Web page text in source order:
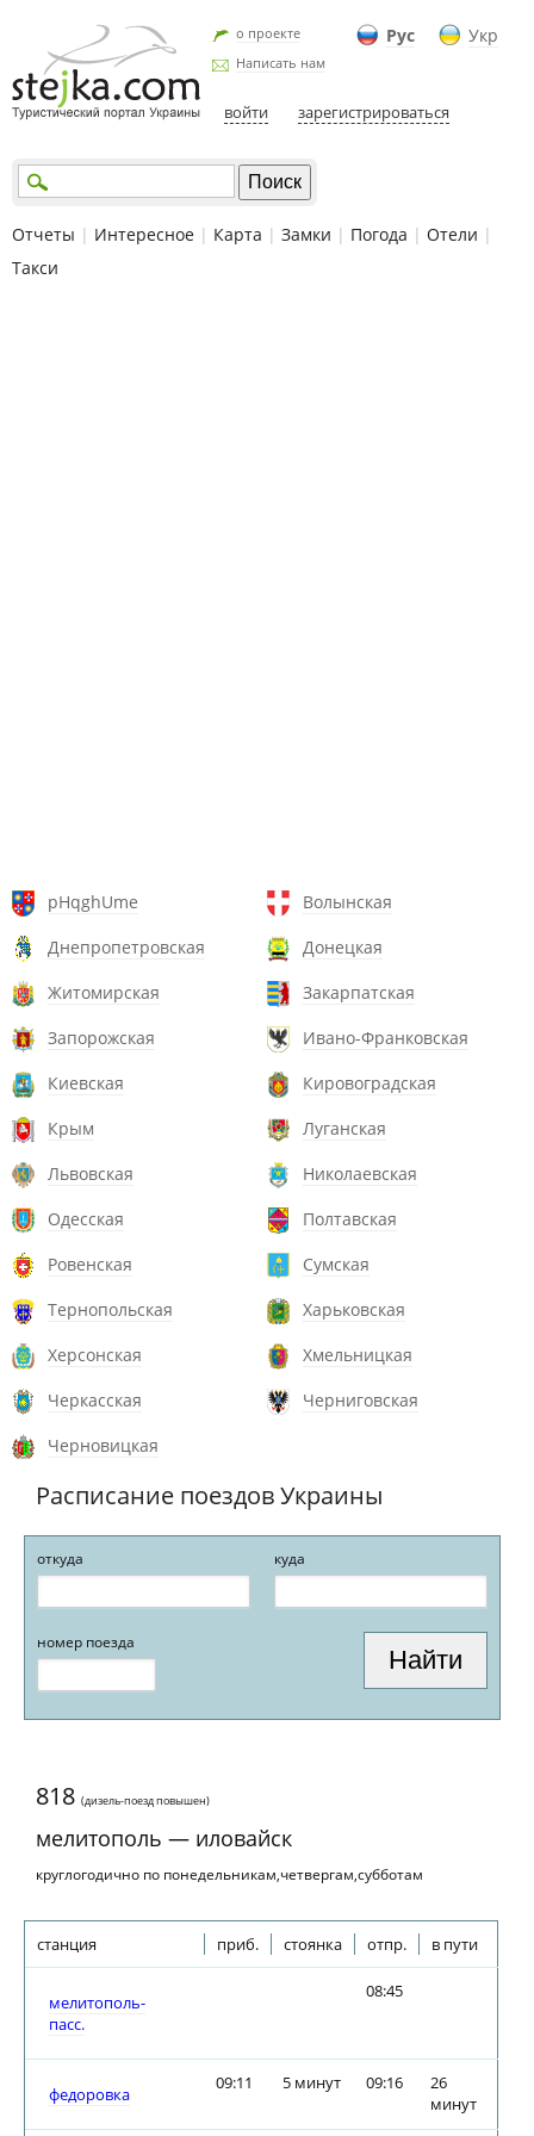
Рус Укр
о проекте
Написать нам
войти зарегистрироваться
Отчеты | Интересное | Карта | Замки | Погода | Отели |
Такси
pHqghUme
Волынская
Днепропетровская
Донецкая
Житомирская
Закарпатская
Запорожская
Ивано-Франковская
Киевская
Кировоградская
Крым
Луганская
Львовская
Николаевская
Одесская
Полтавская
Ровенская
Сумская
Тернопольская
Харьковская
Херсонская
Хмельницкая
Черкасская
Черниговская
Черновицкая
Расписание поездов Украины
откуда куда
номер поезда
818 (дизель-поезд повышен)
мелитополь — иловайск
круглогодично по понедельникам,четвергам,субботам
станция приб. стоянка отпр. в пути
мелитополь-
пасс.
08:45
федоровка
09:11 5 минут 09:16
26
минут